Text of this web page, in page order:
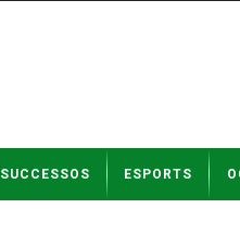
SUCCESSOS ESPORTS